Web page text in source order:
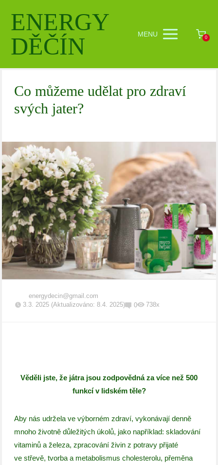
ENERGY
DĚČÍN
MENU 0
Co můžeme udělat pro zdraví
svých jater?
energydecin@gmail.com
3.3. 2025 (Aktualizováno: 8.4. 2025)
0 738x
Věděli jste, že játra jsou zodpovědná za více než 500
funkcí v lidském těle?
Aby nás udržela ve výborném zdraví, vykonávají denně
mnoho životně důležitých úkolů, jako například: skladování
vitaminů a železa, zpracování živin z potravy přijaté
ve střevě, tvorba a metabolismus cholesterolu, přeměna